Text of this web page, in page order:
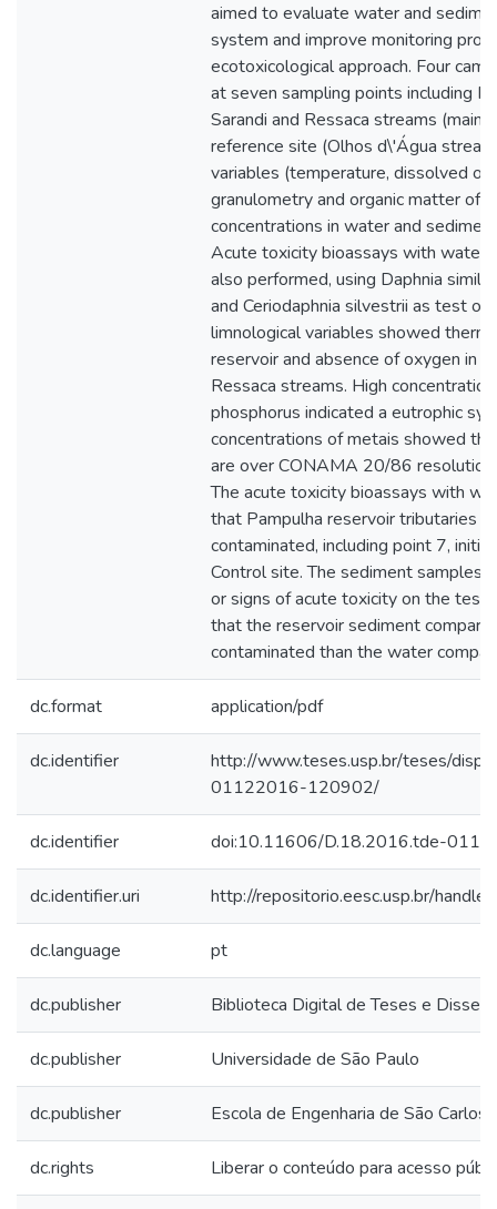
aimed to evaluate water and
system and improve monitoring
ecotoxicological approach. Four
at seven sampling points including
Sarandi and Ressaca streams (main
reference site (Olhos d\'Água
variables (temperature, dissolved
granulometry and organic matter of
concentrations in water and
Acute toxicity bioassays with water
also performed, using Daphnia
and Ceriodaphnia silvestrii as test
limnological variables showed
reservoir and absence of oxygen in
Ressaca streams. High
phosphorus indicated a eutrophic
concentrations of metais showed
are over CONAMA 20/86
The acute toxicity bioassays with
that Pampulha reservoir tributaries
contaminated, including point 7,
Control site. The sediment
or signs of acute toxicity on the test
that the reservoir sediment
contaminated than the water
dc.format application/pdf
dc.identifier
http://www.teses.usp.br/teses/
01122016-120902/
dc.identifier doi:10.11606/D.18.2016.tde-
dc.identifier.uri http://repositorio.eesc.usp.br/
dc.language pt
dc.publisher Biblioteca Digital de Teses e
dc.publisher Universidade de São Paulo
dc.publisher Escola de Engenharia de São Carlos
dc.rights Liberar o conteúdo para acesso